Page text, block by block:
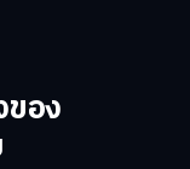
ของ